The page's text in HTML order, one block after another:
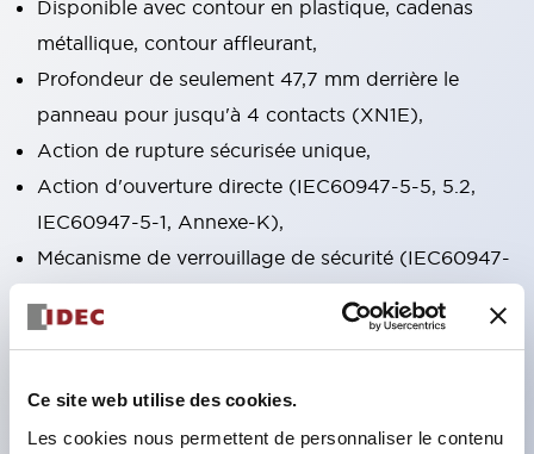
Ce site web utilise des cookies.
Les cookies nous permettent de personnaliser le contenu
Disponible avec contour en plastique, cadenas
métallique, contour affleurant,
Profondeur de seulement 47,7 mm derrière le
panneau pour jusqu'à 4 contacts (XN1E),
Action de rupture sécurisée unique,
Action d'ouverture directe (IEC60947-5-5, 5.2,
IEC60947-5-1, Annexe-K),
Mécanisme de verrouillage de sécurité (IEC60947-
Appuyer pour verrouiller, tirer/tourner pour
et XN5E) appuyer pour verrouiller, tourner pour
réinitialiser (XN4E),